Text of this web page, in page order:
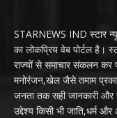
STARNEWS IND स्टार
का लोकप्रिय वेब पोर्टल है।
राज्यों से समाचार संकलन कर
मनोरंजन,खेल जैसे तमाम प्रकार
जनता तक सही जानकारी और
उद्देश्य किसी भी जाति,धर्म